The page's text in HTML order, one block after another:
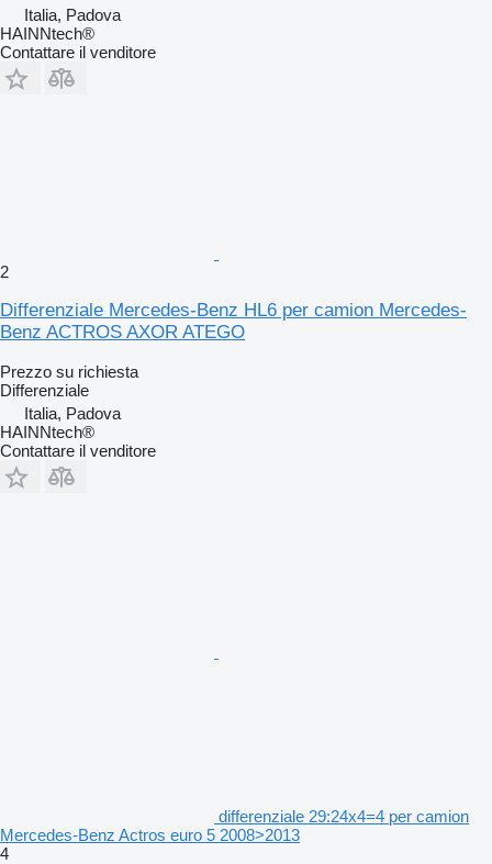
Italia, Padova
HAINNtech®
Contattare il venditore
2
Differenziale Mercedes-Benz HL6 per camion Mercedes-
Benz ACTROS AXOR ATEGO
Prezzo su richiesta
Differenziale
Italia, Padova
HAINNtech®
Contattare il venditore
differenziale 29:24x4=4 per camion
Mercedes-Benz Actros euro 5 2008>2013
4